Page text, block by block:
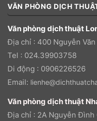
VĂN PHÒNG DỊCH
Văn phòng dịch thuật
Địa chỉ : 400 Nguyễn
Tel : 024.39903758
Di động : 0906226526
Email:
Văn phòng dịch thuật
Địa chỉ : 2A Nguyễn